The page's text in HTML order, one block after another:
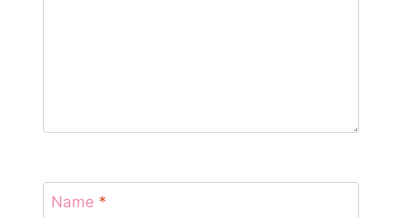
Name *